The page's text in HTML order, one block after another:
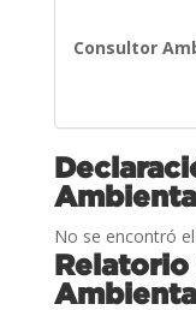
Consultor
No se encontró